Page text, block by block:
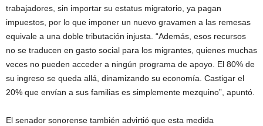
trabajadores, sin importar su estatus migratorio, ya pagan
impuestos, por lo que imponer un nuevo gravamen a las remesas
equivale a una doble tributación injusta. “Además, esos recursos
no se traducen en gasto social para los migrantes, quienes muchas
veces no pueden acceder a ningún programa de apoyo. El 80% de
su ingreso se queda allá, dinamizando su economía. Castigar el
20% que envían a sus familias es simplemente mezquino”, apuntó.
El senador sonorense también advirtió que esta medida